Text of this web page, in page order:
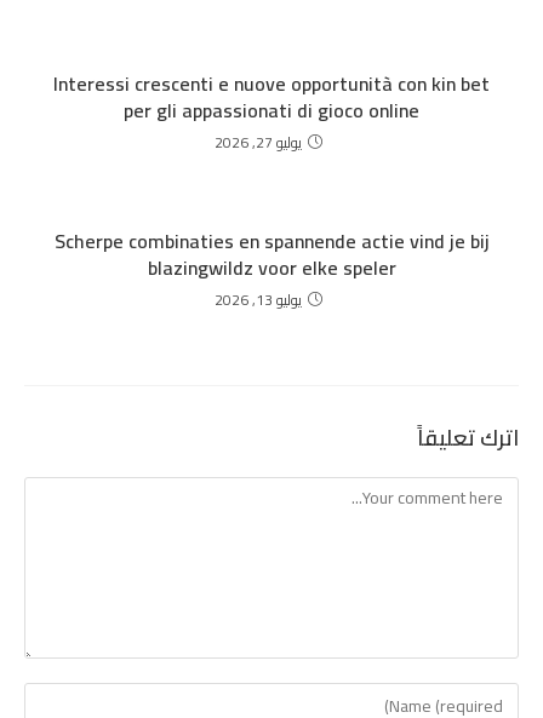
Interessi crescenti e nuove opportunità con kin bet
per gli appassionati di gioco online
يوليو 27, 2026
Scherpe combinaties en spannende actie vind je bij
blazingwildz voor elke speler
يوليو 13, 2026
اترك تعليقاً
Comment
Enter